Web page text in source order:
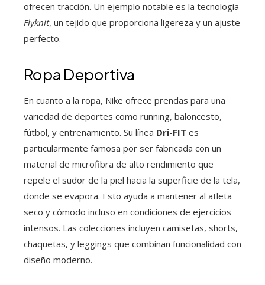
ofrecen tracción. Un ejemplo notable es la tecnología
Flyknit, un tejido que proporciona ligereza y un ajuste
perfecto.
Ropa Deportiva
En cuanto a la ropa, Nike ofrece prendas para una
variedad de deportes como running, baloncesto,
fútbol, y entrenamiento. Su línea Dri-FIT es
particularmente famosa por ser fabricada con un
material de microfibra de alto rendimiento que
repele el sudor de la piel hacia la superficie de la tela,
donde se evapora. Esto ayuda a mantener al atleta
seco y cómodo incluso en condiciones de ejercicios
intensos. Las colecciones incluyen camisetas, shorts,
chaquetas, y leggings que combinan funcionalidad con
diseño moderno.